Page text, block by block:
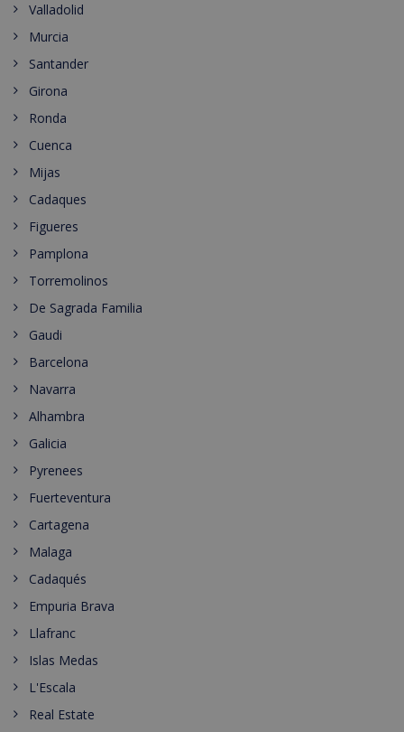
Valladolid
Murcia
Santander
Girona
Ronda
Cuenca
Mijas
Cadaques
Figueres
Pamplona
Torremolinos
De Sagrada Familia
Gaudi
Barcelona
Navarra
Alhambra
Galicia
Pyrenees
Fuerteventura
Cartagena
Malaga
Cadaqués
Empuria Brava
Llafranc
Islas Medas
L'Escala
Real Estate